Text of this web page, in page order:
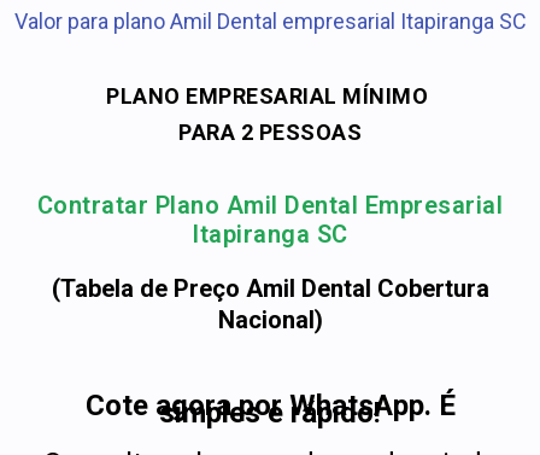
Valor para plano Amil Dental empresarial Itapiranga SC
PLANO EMPRESARIAL MÍNIMO
PARA 2 PESSOAS
Contratar Plano Amil Dental Empresarial
Itapiranga SC
(Tabela de Preço Amil Dental Cobertura
Nacional)
Cote agora por WhatsApp. É
simples e rápido!